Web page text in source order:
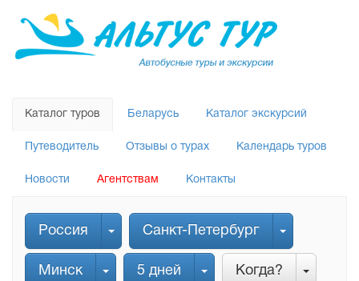
Каталог туров Беларусь Каталог экскурсий
Путеводитель Отзывы о турах Календарь туров
Новости Агентствам Контакты
Россия Санкт-Петербург
Минск 5 дней Когда?